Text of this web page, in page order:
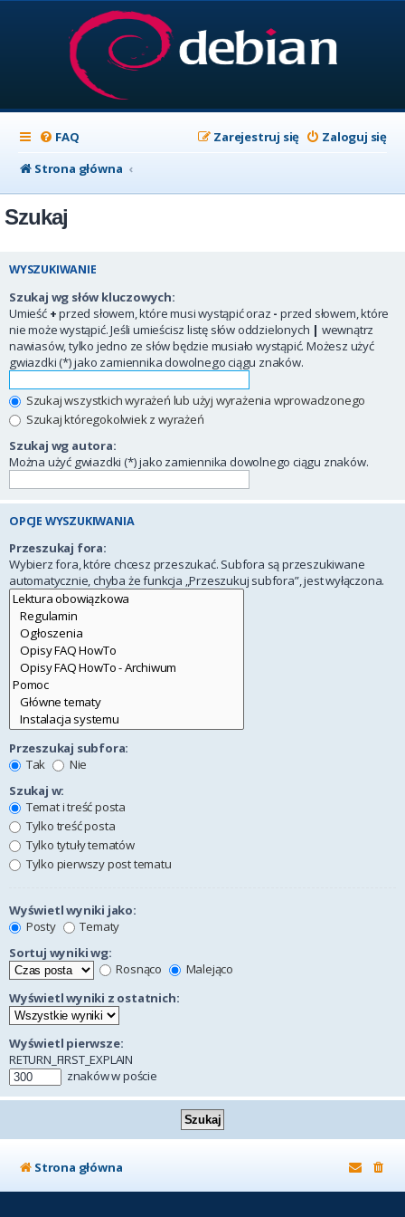
FAQ Zaloguj się
Zarejestruj się
Strona główna
Szukaj
WYSZUKIWANIE
Szukaj wg słów kluczowych:
Umieść +przed słowem, które musi wystąpić oraz - przed słowem, które
nie może wystąpić. Jeśli umieścisz listę słów oddzielonych | wewnątrz
nawiasów, tylko jedno ze słów będzie musiało wystąpić. Możesz użyć
gwiazdki (*) jako zamiennika dowolnego ciągu znaków.
Szukaj wszystkich wyrażeń lub użyj wyrażenia wprowadzonego
Szukaj któregokolwiek z wyrażeń
Szukaj wg autora:
Można użyć gwiazdki (*) jako zamiennika dowolnego ciągu znaków.
OPCJE WYSZUKIWANIA
Przeszukaj fora:
Wybierz fora, które chcesz przeszukać. Subfora są przeszukiwane
automatycznie, chyba że funkcja „Przeszukuj subfora”, jest wyłączona.
Przeszukaj subfora:
Tak
Nie
Szukaj w:
Temat i treść posta
Tylko treść posta
Tylko tytuły tematów
Tylko pierwszy post tematu
Wyświetl wyniki jako:
Posty
Tematy
Sortuj wyniki wg:
Rosnąco
Malejąco
Wyświetl wyniki z ostatnich:
Wyświetl pierwsze:
RETURN_FIRST_EXPLAIN
znaków w poście
Strona główna